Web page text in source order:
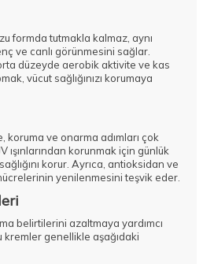
formda tutmakla kalmaz, aynı
ve canlı görünmesini sağlar.
düzeyde aerobik aktivite ve kas
vücut sağlığınızı korumaya
koruma ve onarma adımları çok
ışınlarından korunmak için günlük
korur. Ayrıca, antioksidan ve
yenilenmesini teşvik eder.
belirtilerini azaltmaya yardımcı
genellikle aşağıdaki